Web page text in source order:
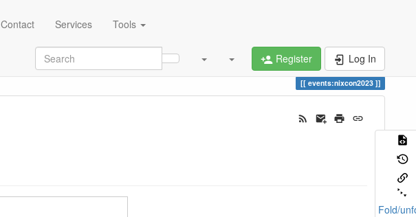
Contact Services Tools
Register Log In
events:nixcon2023
Fold/